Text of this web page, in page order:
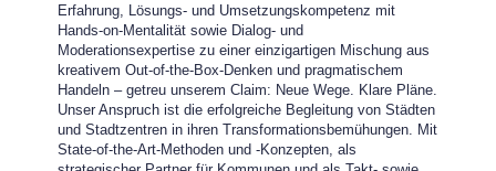
Erfahrung, Lösungs- und Umsetzungskompetenz mit
Hands-on-Mentalität sowie Dialog- und
Moderationsexpertise zu einer einzigartigen Mischung aus
kreativem Out-of-the-Box-Denken und pragmatischem
Handeln – getreu unserem Claim: Neue Wege. Klare Pläne.
Unser Anspruch ist die erfolgreiche Begleitung von Städten
und Stadtzentren in ihren Transformationsbemühungen. Mit
State-of-the-Art-Methoden und -Konzepten, als